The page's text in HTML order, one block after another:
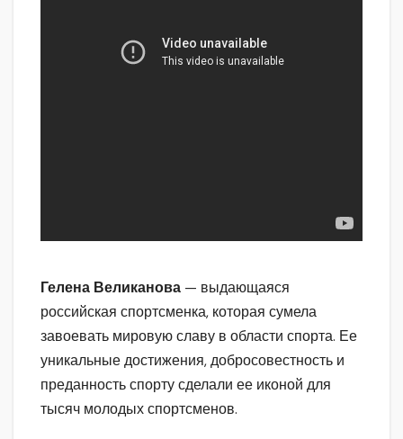
Гелена Великанова — выдающаяся
российская спортсменка, которая сумела
завоевать мировую славу в области спорта. Ее
уникальные достижения, добросовестность и
преданность спорту сделали ее иконой для
тысяч молодых спортсменов.